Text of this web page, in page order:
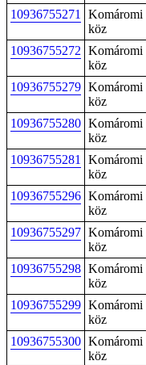
10936755271
Komáromi
köz
10936755272 Komáromi
köz
10936755279 Komáromi
köz
10936755280 Komáromi
köz
10936755281
Komáromi
köz
10936755296 Komáromi
köz
10936755297 Komáromi
köz
10936755298 Komáromi
köz
10936755299 Komáromi
köz
10936755300 Komáromi
köz